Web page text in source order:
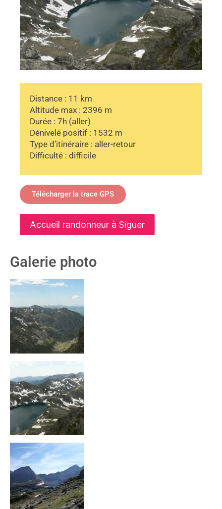
Distance : 11 km
Altitude max : 2396 m
Durée : 7h (aller)
Dénivelé positif : 1532 m
Type d’itinéraire : aller-retour
Difficulté : difficile
Télécharger la trace GPS
Accueil randonneur à Siguer
Galerie photo